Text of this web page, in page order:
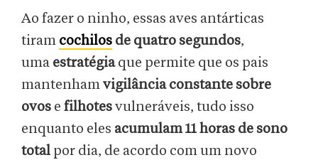
Ao fazer o ninho, essas aves antárticas
tiram cochilos de quatro segundos,
uma estratégiaque permite que os pais
mantenhamvigilância constante sobre
ovos e filhotesvulneráveis, tudo isso
enquanto eles acumulam 11 horas de sono
total por dia, de acordo com um novo